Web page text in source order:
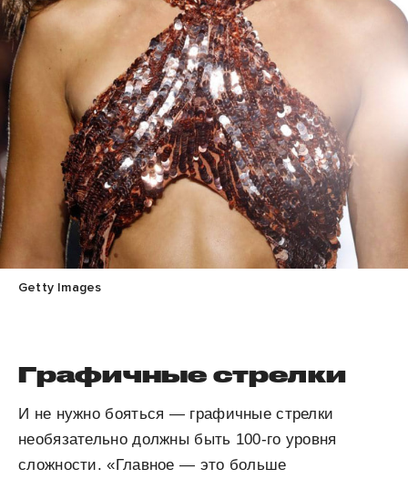
Getty Images
Графичные стрелки
И не нужно бояться — графичные стрелки
необязательно должны быть 100-го уровня
сложности. «Главное — это больше